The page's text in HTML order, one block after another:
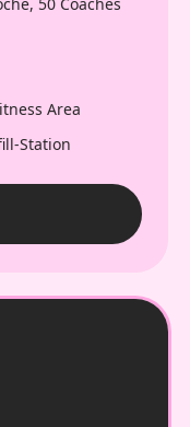
Area
Station